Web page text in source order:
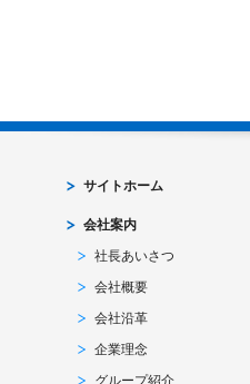
サイトホーム
会社案内
社長あいさつ
会社概要
会社沿革
企業理念
グループ紹介